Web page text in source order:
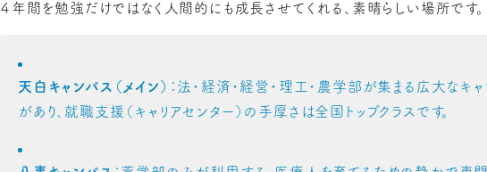
４年間を勉強だけではなく人間的にも成長させてくれる、素晴らしい場所です。
天白キャンパス（メイン） ：法・経済・経営・理工・農学部が集まる広大なキ
があり、就職支援（キャリアセンター）の手厚さは全国トップクラスです。